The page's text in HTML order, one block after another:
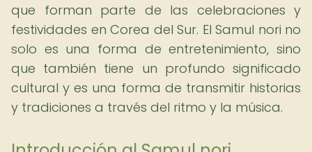
que forman parte de las celebraciones y
festividades en Corea del Sur. El Samul nori no
solo es una forma de entretenimiento, sino
que también tiene un profundo significado
cultural y es una forma de transmitir historias
y tradiciones a través del ritmo y la música.